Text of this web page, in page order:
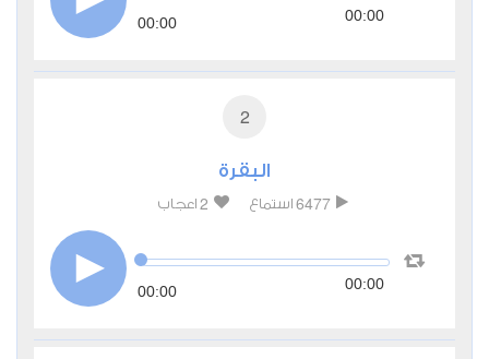
00:00 00:00
2
البقرة
6477 استماع 2 اعجاب
00:00 00:00